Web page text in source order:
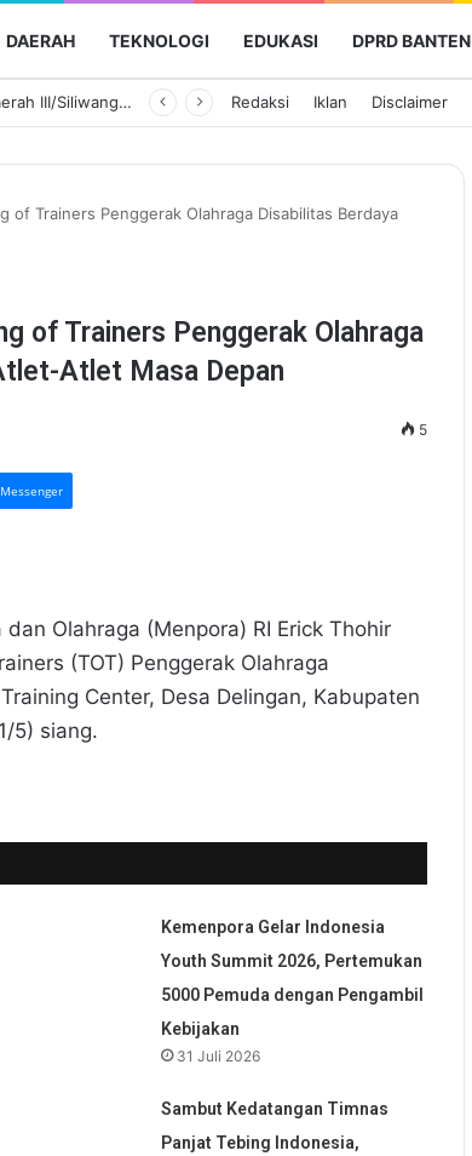
DAERAH TEKNOLOGI EDUKASI DPRD BANTEN
Ketua Persit KCK Daerah III/Siliwangi Awali Hari Kedua Kunjungan Kerja di TK Kartika XIX-39 Redaksi Iklan Disclaimer
of Trainers Penggerak Olahraga Disabilitas Berdaya
of Trainers Penggerak Olahraga
Atlet Masa Depan
5
Messenger
Olahraga (Menpora) RI Erick Thohir
(TOT) Penggerak Olahraga
Center, Desa Delingan, Kabupaten
5) siang.
Kemenpora Gelar Indonesia
Youth Summit 2026, Pertemukan
5000 Pemuda dengan Pengambil
Kebijakan
31 Juli 2026
Sambut Kedatangan Timnas
Panjat Tebing Indonesia,